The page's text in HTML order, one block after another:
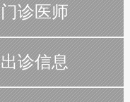
门诊医师
出诊信息